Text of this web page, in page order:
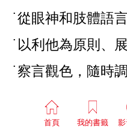
˙從眼神和肢體語
˙以利他為原則、
˙察言觀色，隨時
˙善用筆記本落實
首頁 我的書籤